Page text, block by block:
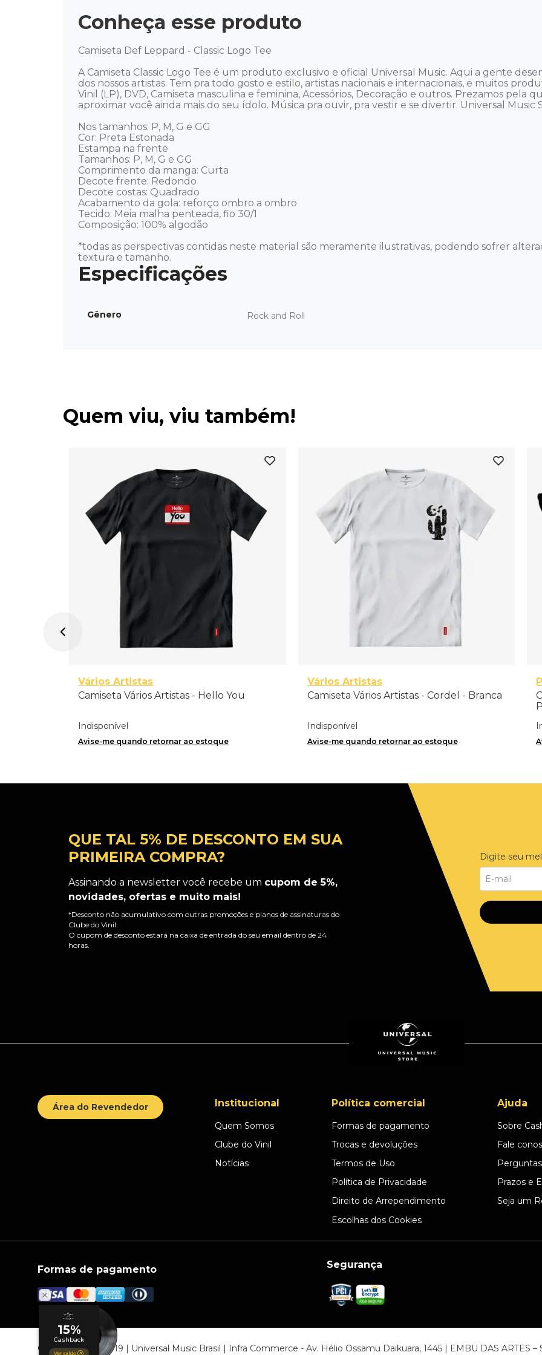
Conheça esse produto
Camiseta Def Leppard - Classic Logo Tee
A Camiseta Classic Logo Tee é um produto exclusivo e oficial Universal Music. Aqui a gente
dos nossos artistas. Tem pra todo gosto e estilo, artistas nacionais e internacionais, e muitos
Vinil (LP), DVD, Camiseta masculina e feminina, Acessórios, Decoração e outros. Prezamos pela
aproximar você ainda mais do seu ídolo. Música pra ouvir, pra vestir e se divertir. Universal Music
Nos tamanhos: P, M, G e GG
Cor: Preta Estonada
Estampa na frente
Tamanhos: P, M, G e GG
Comprimento da manga: Curta
Decote frente: Redondo
Decote costas: Quadrado
Acabamento da gola: reforço ombro a ombro
Tecido: Meia malha penteada, fio 30/1
Composição: 100% algodão
*todas as perspectivas contidas neste material são meramente ilustrativas, podendo sofrer
textura e tamanho.
Gênero Rock and Roll
Quem viu, viu também!
Vários Artistas
Camiseta Vários Artistas - Hello You
Indisponível
Avise-me quando retornar ao estoque
Vários Artistas
Camiseta Vários Artistas - Cordel - Branca
Indisponível
Avise-me quando retornar ao estoque
QUE TAL 5% DE DESCONTO EM SUA
PRIMEIRA COMPRA?
Assinando a newsletter você recebe um cupom de 5%,
novidades, ofertas e muito mais!
*Desconto não acumulativo com outras promoções e planos de assinaturas do
Clube do Vinil.
O cupom de desconto estará na caixa de entrada do seu email dentro de 24
horas.
Digite seu
Área do Revendedor Institucional
Quem Somos
Clube do Vinil
Notícias
Política comercial
Formas de pagamento
Trocas e devoluções
Termos de Uso
Política de Privacidade
Direito de Arrependimento
Escolhas dos Cookies
Ajuda
Sobre
Fale
Prazos e
Seja um
Formas de pagamento Segurança
© COPYRIGHT 2019 | Universal Music Brasil | Infra Commerce - Av. Hélio Ossamu Daikuara, 1445 | EMBU DAS ARTES –